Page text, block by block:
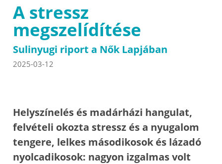
A stressz
megszelídítése
Sulinyugi riport a Nők Lapjában
2025-03-12
Helyszínelés és madárházi hangulat,
felvételi okozta stressz és a nyugalom
tengere, lelkes másodikosok és lázadó
nyolcadikosok: nagyon izgalmas volt